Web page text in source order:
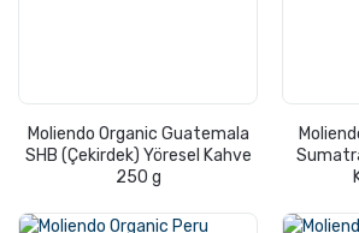
Moliendo Organic Guatemala
SHB (Çekirdek) Yöresel Kahve
250 g